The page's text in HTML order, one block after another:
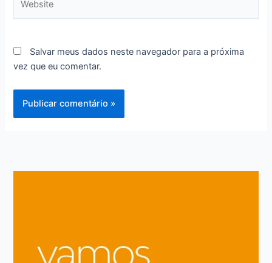
Salvar meus dados neste navegador para a próxima
vez que eu comentar.